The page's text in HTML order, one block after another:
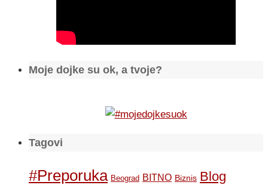
Moje dojke su ok, a tvoje?
Tagovi
#Preporuka Beograd BITNO Biznis Blog